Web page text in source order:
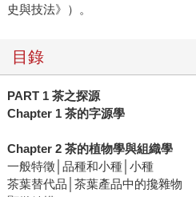
史與技法》）。
目錄
PART 1 茶之探源
Chapter 1 茶的字源學
Chapter 2 茶的植物學與組織學
一般特徵│品種和小種│小種
茶葉替代品│茶葉產品中的攙雜物